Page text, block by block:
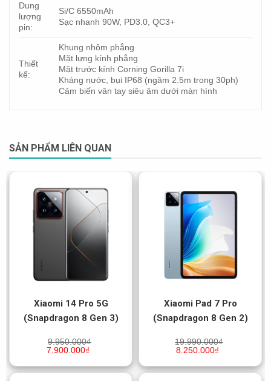
Dung
lượng
pin:
Si/C 6550mAh
Sạc nhanh 90W, PD3.0, QC3+
Thiết
kế:
Khung nhôm phẳng
Mặt lưng kính phẳng
Mặt trước kính Corning Gorilla 7i
Kháng nước, bụi IP68 (ngâm 2.5m trong 30ph)
Cảm biến vân tay siêu âm dưới màn hình
SẢN PHẨM LIÊN QUAN
Xiaomi 14 Pro 5G
(Snapdragon 8 Gen 3)
9.950.000₫
7.900.000₫
Xiaomi Pad 7 Pro
(Snapdragon 8 Gen 2)
19.990.000₫
8.250.000₫